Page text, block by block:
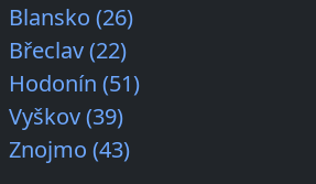
Blansko (26)
Břeclav (22)
Hodonín (51)
Vyškov (39)
Znojmo (43)